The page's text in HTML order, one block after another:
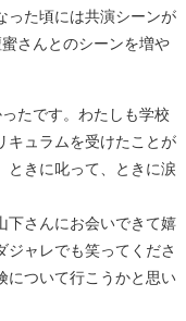
った頃には共演シーンが
さんとのシーンを増や
たです。わたしも学校
キュラムを受けたことが
ときに叱って、ときに涙
さんにお会いできて嬉
ジャレでも笑ってくださ
について行こうかと思い